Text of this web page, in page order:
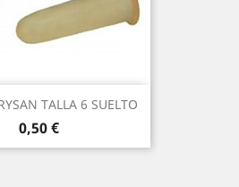
TALLA 6 SUELTO
Precio
0,50 €